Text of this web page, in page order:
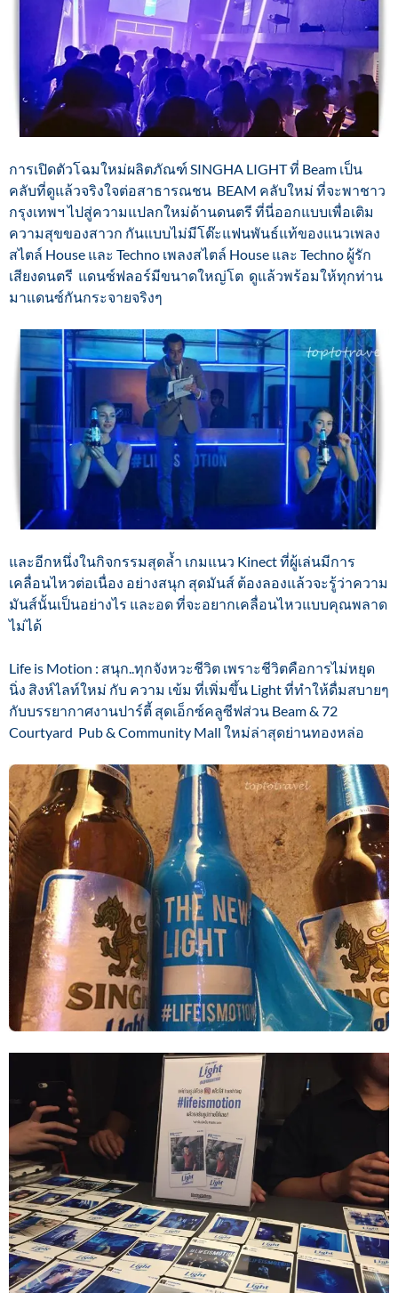
การเปิดตัวโฉมใหม่ผลิตภัณฑ์ SINGHA LIGHT ที่ Beam เป็น
คลับที่ดูแล้วจริงใจต่อสาธารณชน BEAM คลับใหม่ ที่จะพาชาว
กรุงเทพฯ ไปสู่ความแปลกใหม่ด้านดนตรี ที่นี่ออกแบบเพื่อเติม
ความสุขของสาวก กันแบบไม่มีโต๊ะแฟนพันธ์แท้ของแนวเพลง
สไตล์ House และ Techno เพลงสไตล์ House และ Techno ผู้รัก
เสียงดนตรี แดนซ์ฟลอร์มีขนาดใหญ่โต ดูแล้วพร้อมให้ทุกท่าน
มาแดนซ์กันกระจายจริงๆ
และอีกหนึ่งในกิจกรรมสุดล้ำ เกมแนว Kinect ที่ผู้เล่นมีการ
เคลื่อนไหวต่อเนื่อง อย่างสนุก สุดมันส์ ต้องลองแล้วจะรู้ว่าความ
มันส์นั้นเป็นอย่างไร และอด ที่จะอยากเคลื่อนไหวแบบคุณพลาด
ไม่ได้
Life is Motion : สนุก..ทุกจังหวะชีวิต เพราะชีวิตคือการไม่หยุด
นิ่ง สิงห์ไลท์ใหม่ กับ ความ เข้ม ที่เพิ่มขึ้น Light ที่ทำให้ดื่มสบายๆ
กับบรรยากาศงานปาร์ตี้ สุดเอ็กซ์คลูซีฟส่วน Beam & 72
Courtyard Pub & Community Mall ใหม่ล่าสุดย่านทองหล่อ